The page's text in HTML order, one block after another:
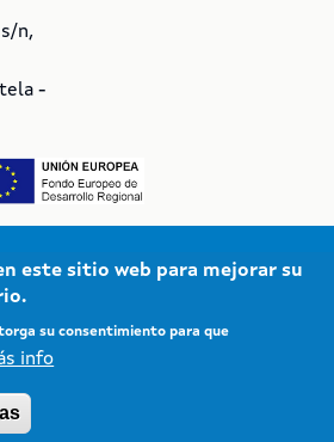
s/n,
-
mantenida y publicada en Internet por la
este sitio web para mejorar su
su consentimiento para que
info